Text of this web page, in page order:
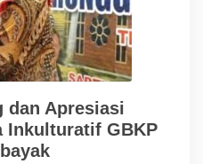
dan Apresiasi
Inkulturatif GBKP